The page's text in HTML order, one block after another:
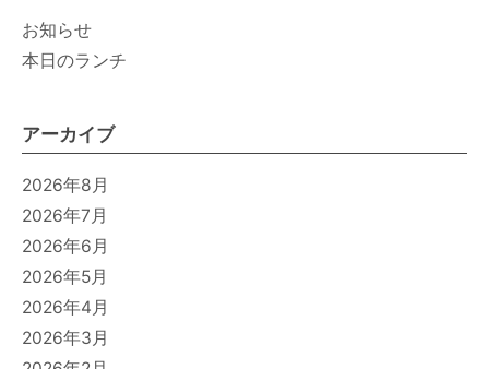
お知らせ
本日のランチ
アーカイブ
2026年8月
2026年7月
2026年6月
2026年5月
2026年4月
2026年3月